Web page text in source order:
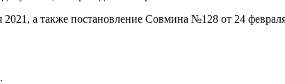
а также постановление Совмина №128 от 24